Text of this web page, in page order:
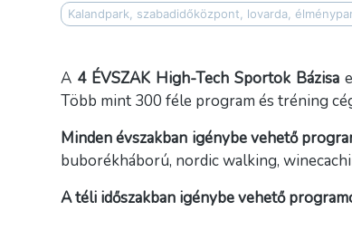
Kalandpark, szabadidőközpont, lovarda,
A 4 ÉVSZAK High-Tech Sportok Bázisa
Több mint 300 féle program és tréning
Minden évszakban igénybe vehető
buborékháború, nordic walking,
A téli időszakban igénybe vehető